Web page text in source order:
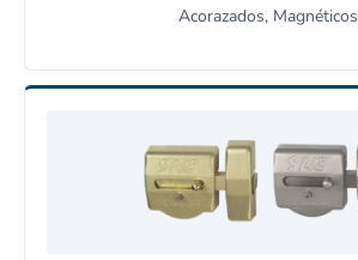
Acorazados, Magnéticos